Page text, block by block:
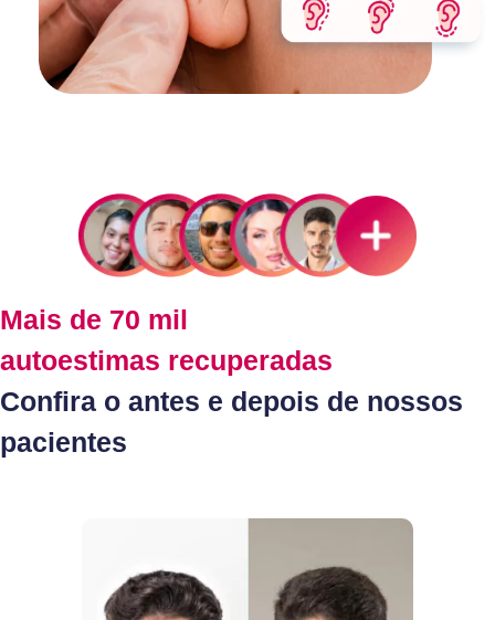
Mais de 70 mil
autoestimas recuperadas
Confira o antes e depois de nossos
pacientes